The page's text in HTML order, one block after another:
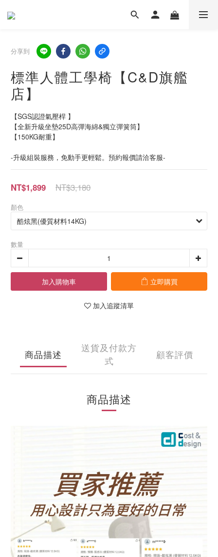
分享到
標準人體工學椅【C&D旗艦
店】
【SGS認證氣壓桿 】
【全新升級坐墊25D高彈海綿&獨立彈簧筒】
【150KG耐重】
-升級組裝服務，免動手更輕鬆。預約報價請洽客服-
NT$3,180
NT$1,899
顏色
數量
加入購物車 立即購買
加入追蹤清單
商品描述
送貨及付款方
式
顧客評價
商品描述